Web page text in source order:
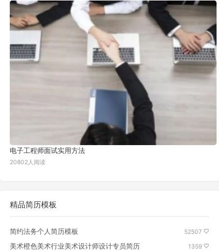
电子工程师面试实用方法
20802人阅读
精品简历模板
简约法务个人简历模板 52507
美术橙色美术行业美术设计师设计专员简历 1359